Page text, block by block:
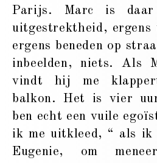
Parijs. Marc is
uitgestrektheid, ergens
ergens beneden op
inbeelden, niets. Als
vindt hij me
balkon. Het is vier
ben echt een vuile
ik me uitkleed, “ als ik
Eugenie, om